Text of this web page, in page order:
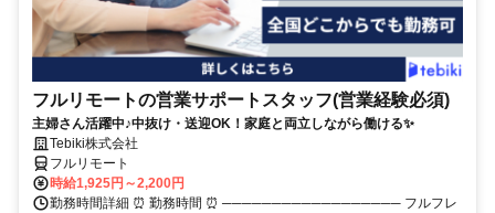
フルリモートの営業サポートスタッフ(営業経験必須)
主婦さん活躍中♪中抜け・送迎OK！家庭と両立しながら働ける✨
Tebiki株式会社
フルリモート
時給1,925円～2,200円
勤務時間詳細 ⏰ 勤務時間 ⏰ ────────────────── フルフレ